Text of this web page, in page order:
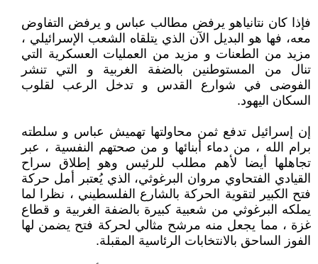
فإذا كان نتانياهو يرفض مطالب عباس و يرفض التفاوض
معه، فها هو البديل الآن الذي يتلقاه الشعب الإسرائيلي ،
مزيد من الطعنات و مزيد من العمليات العسكرية التي
تنال من المستوطنين بالضفة الغربية و التي تنشر
الفوضى في شوارع القدس و تدخل الرعب لقلوب
السكان اليهود.
إن إسرائيل تدفع ثمن محاولتها تهميش عباس و سلطته
برام الله ، من دماء أبنائها و من صحتهم النفسية ، عبر
تجاهلها أيضا لأهم مطلب للرئيس وهو إطلاق سراح
القيادي الفتحاوي مروان البرغوثي، الذي يُعتبر أمل حركة
فتح الكبير لتقوية الحركة بالشارع الفلسطيني ، نظرا لما
يملكه البرغوثي من شعبية كبيرة بالضفة الغربية و قطاع
غزة ، مما يجعل منه مرشح مثالي لحركة فتح يضمن لها
الفوز الساحق بالانتخابات الرئاسية المقبلة.